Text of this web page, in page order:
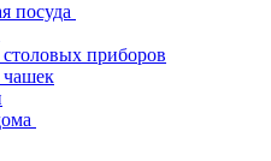
посуда
приборов